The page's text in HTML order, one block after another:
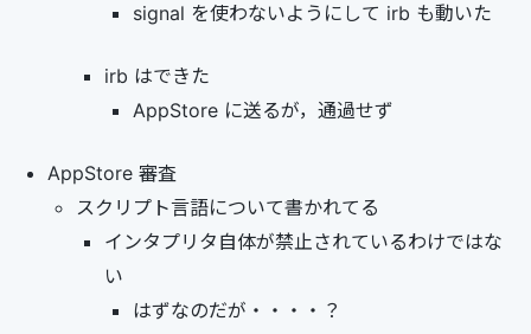
signal を使わないようにして irb も動いた
irb はできた
AppStore に送るが，通過せず
AppStore 審査
スクリプト言語について書かれてる
インタプリタ自体が禁止されているわけではな
い
はずなのだが・・・・？